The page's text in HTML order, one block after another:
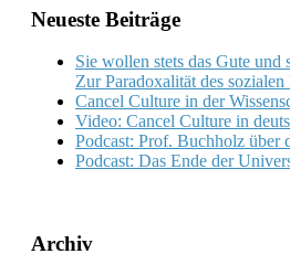
Neueste Beiträge
Sie wollen stets das Gute und
Zur Paradoxalität des sozialen
Cancel Culture in der
Video: Cancel Culture in
Podcast: Prof. Buchholz über
Podcast: Das Ende der
Archiv